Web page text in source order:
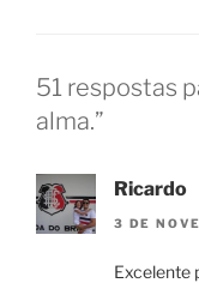
51 respostas
alma.”
Ricardo
3 DE
Excelente